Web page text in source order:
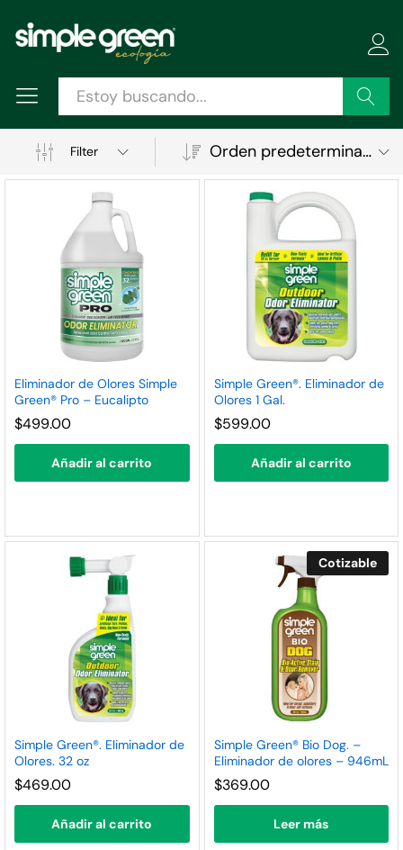
Buscar
Filter Orden predeterminado
Eliminador de Olores Simple
Green® Pro – Eucalipto
$499.00
Añadir al carrito
Simple Green®. Eliminador de
Olores 1 Gal.
$599.00
Añadir al carrito
Simple Green®. Eliminador de
Olores. 32 oz
$469.00
Añadir al carrito
Cotizable
Simple Green® Bio Dog. –
Eliminador de olores – 946mL
$369.00
Leer más